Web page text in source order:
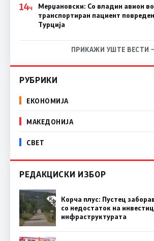
14Ч
Мерџановски: Со владин авион во
транспортиран пациент
Турција
ПРИКАЖИ УШТЕ ВЕСТИ
РУБРИКИ
ЕКОНОМИЈА
МАКЕДОНИЈА
СВЕТ
РЕДАКЦИСКИ ИЗБОР
Корча плус: Пустец
со недостаток на
инфраструктурата